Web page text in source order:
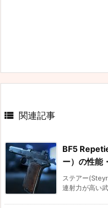
 関連記事
BF5
ー）の性能
ステアー
連射力が高い